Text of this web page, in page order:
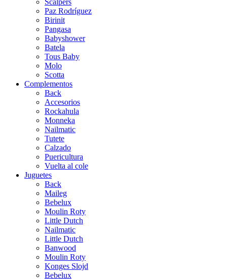
Scalpers
Paz Rodríguez
Birinit
Pangasa
Babyshower
Batela
Tous Baby
Molo
Scotta
Complementos
Back
Accesorios
Rockahula
Monneka
Nailmatic
Tutete
Calzado
Puericultura
Vuelta al cole
Juguetes
Back
Maileg
Bebelux
Moulin Roty
Little Dutch
Nailmatic
Little Dutch
Banwood
Moulin Roty
Konges Slojd
Bebelux